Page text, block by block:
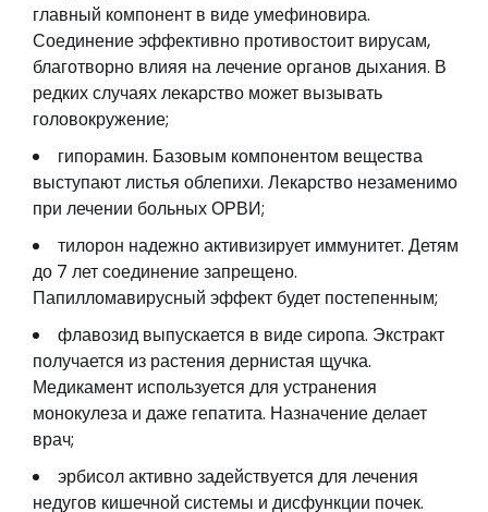
главный компонент в виде умефиновира.
Соединение эффективно противостоит вирусам,
благотворно влияя на лечение органов дыхания. В
редких случаях лекарство может вызывать
головокружение;
гипорамин. Базовым компонентом вещества
выступают листья облепихи. Лекарство незаменимо
при лечении больных ОРВИ;
тилорон надежно активизирует иммунитет. Детям
до 7 лет соединение запрещено.
Папилломавирусный эффект будет постепенным;
флавозид выпускается в виде сиропа. Экстракт
получается из растения дернистая щучка.
Медикамент используется для устранения
монокулеза и даже гепатита. Назначение делает
врач;
эрбисол активно задействуется для лечения
недугов кишечной системы и дисфункции почек.